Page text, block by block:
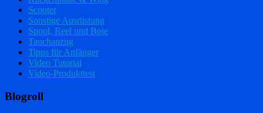
Scooter
Sonstige Ausrüstung
Spool, Reel und Boje
Tauchanzug
Tipps für Anfänger
Video Tutorial
Video-Produkttest
Blogroll